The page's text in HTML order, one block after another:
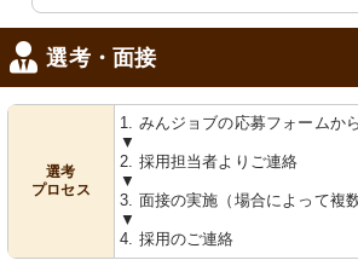
選考・面接
選考
プロセス
1. みんジョブの応募フォームか
▼
2. 採用担当者よりご連絡
▼
3. 面接の実施（場合によって複数
▼
4. 採用のご連絡